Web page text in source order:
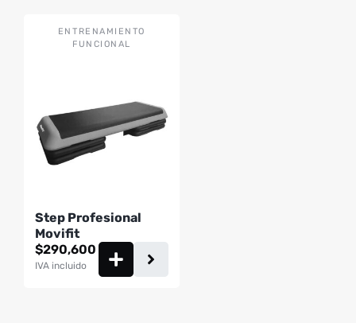
ENTRENAMIENTO
FUNCIONAL
Step Profesional
Movifit
$290,600
IVA incluido